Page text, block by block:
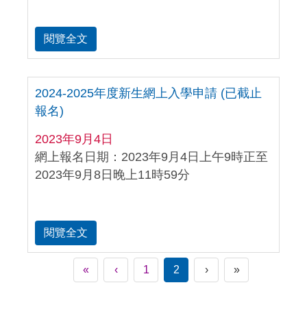
閱覽全文
2024-2025年度新生網上入學申請 (已截止
報名)
2023年9月4日
網上報名日期：2023年9月4日上午9時正至
2023年9月8日晚上11時59分
閱覽全文
« ‹ 1 2 › »